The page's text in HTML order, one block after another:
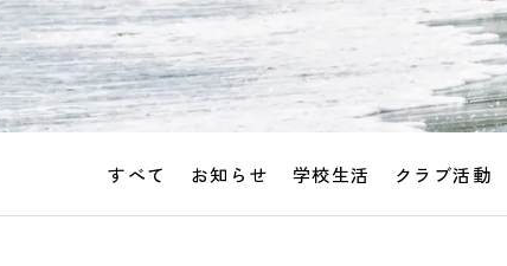
すべて お知らせ 学校生活 クラブ活動